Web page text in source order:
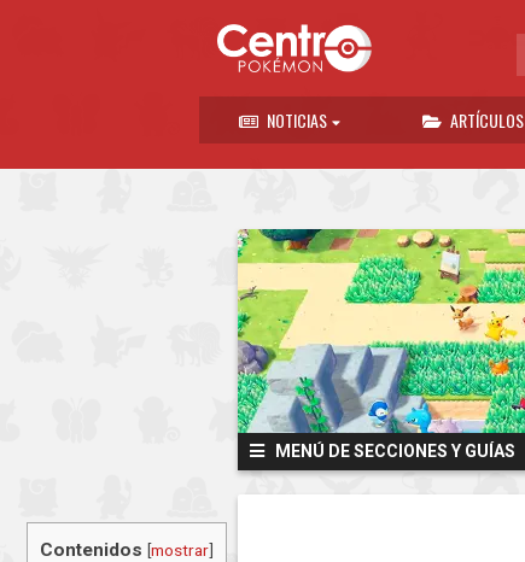
NOTICIAS ARTÍCULOS
MENÚ DE SECCIONES Y GUÍAS
Contenidos [mostrar]